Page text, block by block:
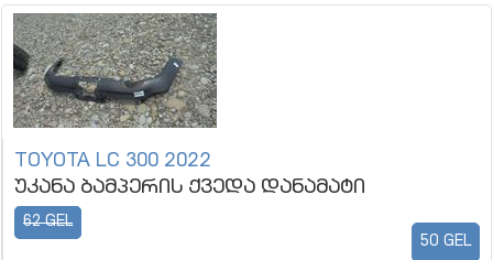
TOYOTA LC 300 2022
უკანა ბამპერის ქვედა დანამატი
62 GEL
50 GEL